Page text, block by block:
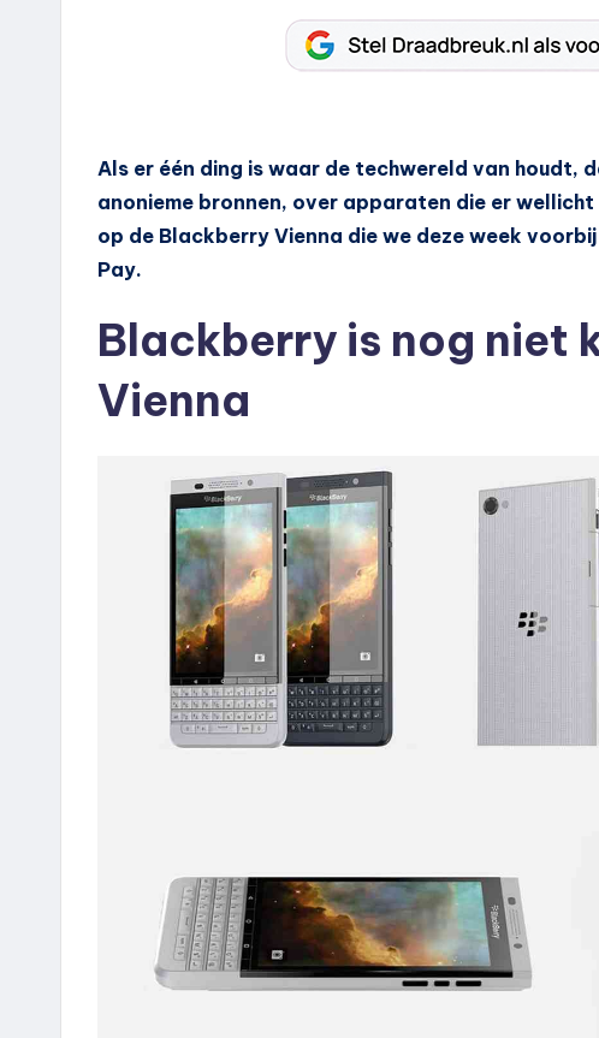
Als er één ding is waar de techwereld van houdt,
anonieme bronnen, over apparaten die er
op de Blackberry Vienna die we deze week
Pay.
Blackberry is nog niet
Vienna